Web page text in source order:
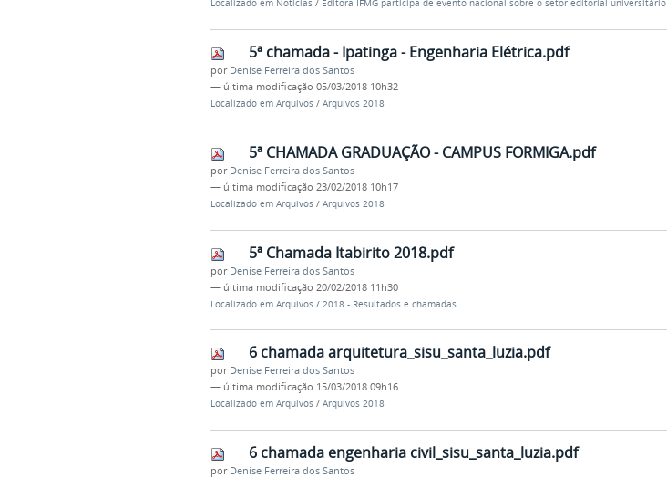
Localizado em Notícias / Editora IFMG participa de evento nacional sobre o setor editorial universitário
5ª chamada - Ipatinga - Engenharia Elétrica.pdf
por Denise Ferreira dos Santos
— última modificação 05/03/2018 10h32
Localizado em Arquivos / Arquivos 2018
5ª CHAMADA GRADUAÇÃO - CAMPUS FORMIGA.pdf
por Denise Ferreira dos Santos
— última modificação 23/02/2018 10h17
Localizado em Arquivos / Arquivos 2018
5ª Chamada Itabirito 2018.pdf
por Denise Ferreira dos Santos
— última modificação 20/02/2018 11h30
Localizado em Arquivos / 2018 - Resultados e chamadas
6 chamada arquitetura_sisu_santa_luzia.pdf
por Denise Ferreira dos Santos
— última modificação 15/03/2018 09h16
Localizado em Arquivos / Arquivos 2018
6 chamada engenharia civil_sisu_santa_luzia.pdf
por Denise Ferreira dos Santos